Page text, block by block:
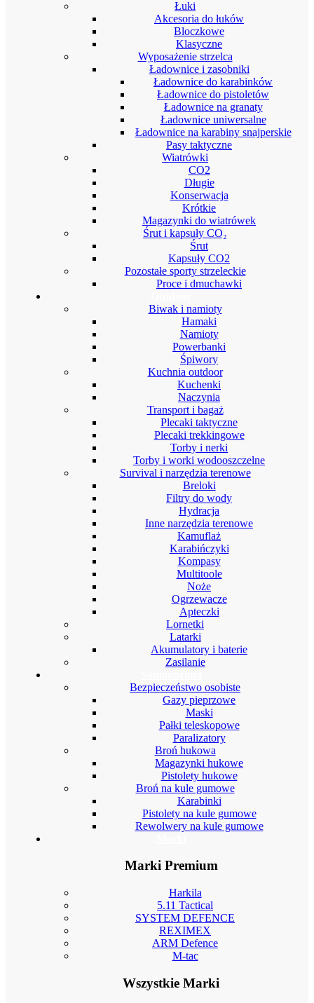
Łuki
Akcesoria do łuków
Bloczkowe
Klasyczne
Wyposażenie strzelca
Ładownice i zasobniki
Ładownice do karabinków
Ładownice do pistoletów
Ładownice na granaty
Ładownice uniwersalne
Ładownice na karabiny snajperskie
Pasy taktyczne
Wiatrówki
CO2
Długie
Konserwacja
Krótkie
Magazynki do wiatrówek
Śrut i kapsuły CO₂
Śrut
Kapsuły CO2
Pozostałe sporty strzeleckie
Proce i dmuchawki
Biwak i namioty
Hamaki
Namioty
Powerbanki
Śpiwory
Kuchnia outdoor
Kuchenki
Naczynia
Transport i bagaż
Plecaki taktyczne
Plecaki trekkingowe
Torby i nerki
Torby i worki wodooszczelne
Survival i narzędzia terenowe
Breloki
Filtry do wody
Hydracja
Inne narzędzia terenowe
Kamuflaż
Karabińczyki
Kompasy
Multitoole
Noże
Ogrzewacze
Apteczki
Lornetki
Latarki
Akumulatory i baterie
Zasilanie
Bezpieczeństwo osobiste
Gazy pieprzowe
Maski
Pałki teleskopowe
Paralizatory
Broń hukowa
Magazynki hukowe
Pistolety hukowe
Broń na kule gumowe
Karabinki
Pistolety na kule gumowe
Rewolwery na kule gumowe
Marki Premium
Harkila
5.11 Tactical
SYSTEM DEFENCE
REXIMEX
ARM Defence
M-tac
Wszystkie Marki